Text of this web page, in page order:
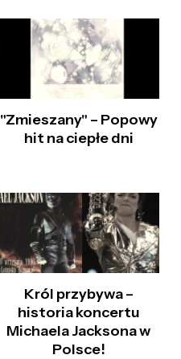
"Zmieszany" – Popowy
hit na ciepłe dni
Król przybywa –
historia koncertu
Michaela Jacksona w
Polsce!